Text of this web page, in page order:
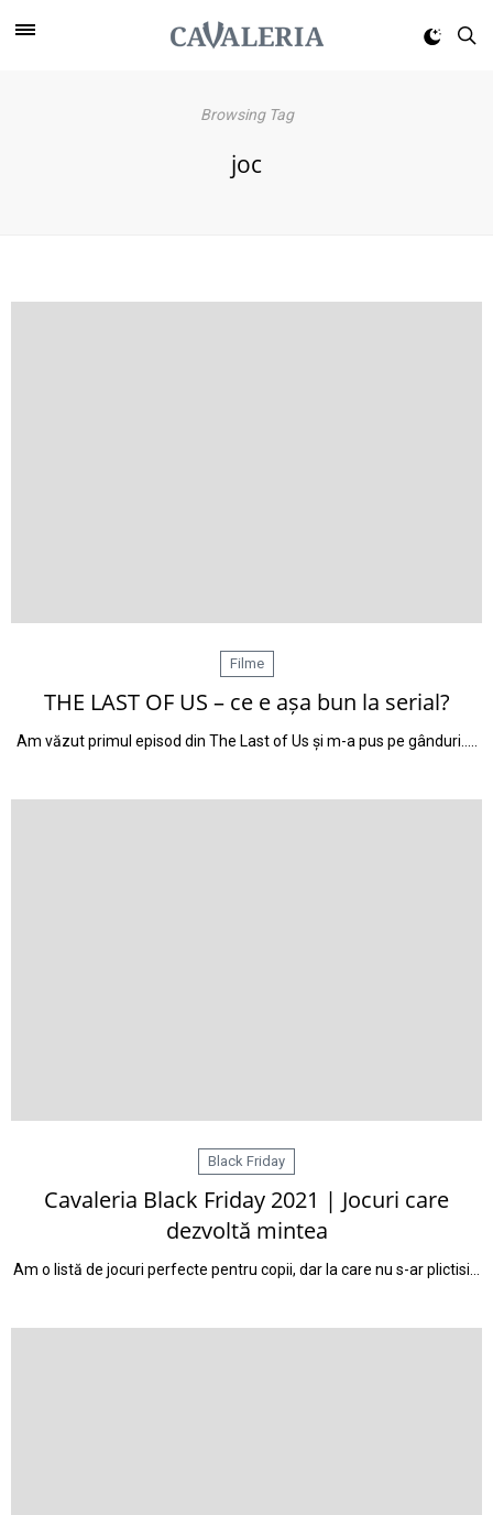
Browsing Tag
joc
Filme
THE LAST OF US – ce e așa bun la serial?
Am văzut primul episod din The Last of Us și m-a pus pe gânduri..…
Black Friday
Cavaleria Black Friday 2021 | Jocuri care
dezvoltă mintea
Am o listă de jocuri perfecte pentru copii, dar la care nu s-ar plictisi…